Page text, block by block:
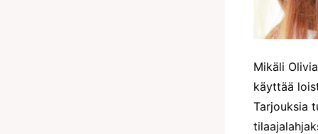
Mikäli
käyttää
Tarjouksia